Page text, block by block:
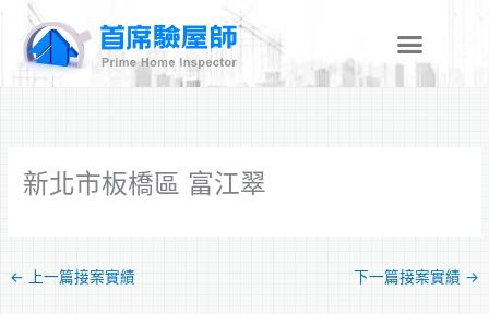
新北市板橋區 富江翠
← 上一篇接案實績 下一篇接案實績 →